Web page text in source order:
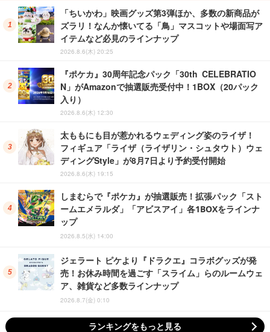
「ちいかわ」映画グッズ第3弾ほか、多数の新商品が
ズラリ！なんか懐いてる「鳥」マスコットや場面写ア
イテムなど必見のラインナップ
2026.8.6(木) 20:25
『ポケカ』30周年記念パック「30th CELEBRATIO
N」がAmazonで抽選販売受付中！1BOX（20パック
入り）
2026.8.6(木) 12:30
太ももにも目が惹かれるウェディング姿のライザ！
フィギュア「ライザ（ライザリン・シュタウト）ウェ
ディングStyle」が8月7日より予約受付開始
2026.8.6(木) 19:15
しまむらで『ポケカ』が抽選販売！拡張パック「スト
ームエメラルダ」「アビスアイ」各1BOXをラインナ
ップ
2026.8.5(水) 14:00
ジェラート ピケより『ドラクエ』コラボグッズが発
売！お休み時間を過ごす「スライム」らのルームウェ
ア、雑貨など多数ラインナップ
2026.8.7(金) 0:10
ランキングをもっと見る